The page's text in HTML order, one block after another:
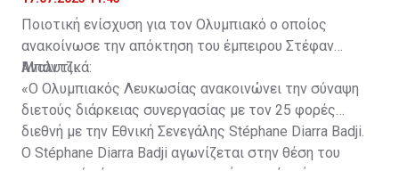
Ποιοτική ενίσχυση για τον Ολυμπιακό ο οποίος
ανακοίνωσε την απόκτηση του έμπειρου Στέφαν
Μπάντζι.
Αναλυτικά:
«Ο Ολυμπιακός Λευκωσίας ανακοινώνει την σύναψη
διετούς διάρκειας συνεργασίας με τον 25 φορές
διεθνή με την Εθνική Σενεγάλης Stéphane Diarra Badji.
Ο Stéphane Diarra Badji αγωνίζεται στην θέση του